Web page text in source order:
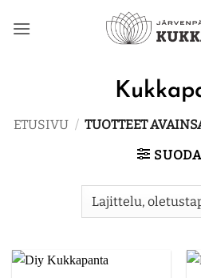
ETUSIVU / TUOTTEET